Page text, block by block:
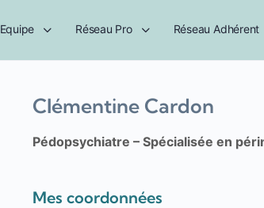
Equipe Réseau Pro Réseau Adhérent
Clémentine Cardon
Pédopsychiatre – Spécialisée en
Mes coordonnées